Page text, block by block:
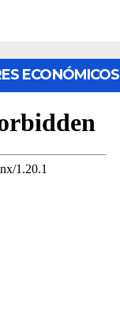
ECONÓMICOS